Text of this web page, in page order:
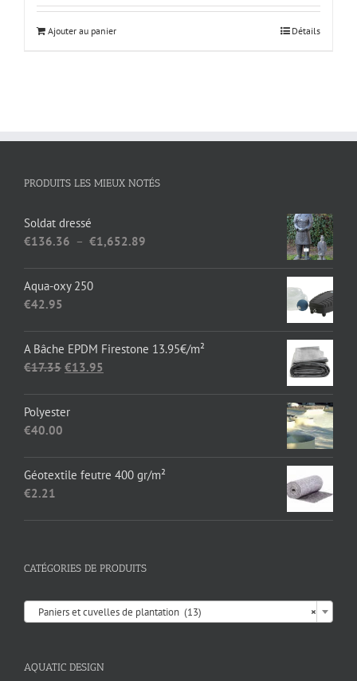
Ajouter au panier Détails
PRODUITS LES MIEUX NOTÉS
Soldat dressé
€136.36 – €1,652.89
€1,652.89
Aqua-oxy 250
€42.95
A Bâche EPDM Firestone 13.95€/m²
€17.35 Le
€13.95
Polyester
€40.00
Géotextile feutre 400 gr/m²
€2.21
CATÉGORIES DE PRODUITS
×
Paniers et cuvelles de plantation (13)
AQUATIC DESIGN